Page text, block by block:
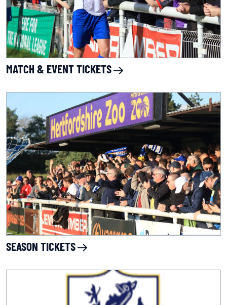
MATCH & EVENT TICKETS
SEASON TICKETS